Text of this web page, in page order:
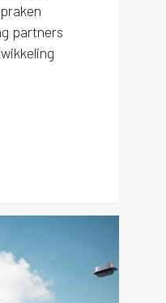
partners